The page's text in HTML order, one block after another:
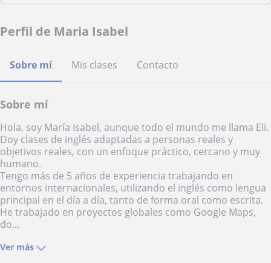
Perfil de Maria Isabel
Sobre mí Mis clases Contacto
Sobre mí
Hola, soy María Isabel, aunque todo el mundo me llama Eli.
Doy clases de inglés adaptadas a personas reales y
objetivos reales, con un enfoque práctico, cercano y muy
humano.
Tengo más de 5 años de experiencia trabajando en
entornos internacionales, utilizando el inglés como lengua
principal en el día a día, tanto de forma oral como escrita.
He trabajado en proyectos globales como Google Maps,
do...
Ver más